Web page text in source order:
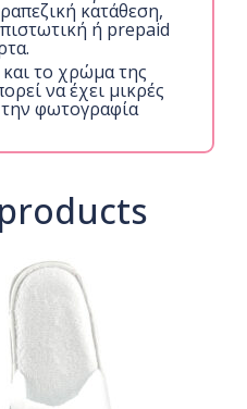
κατάθεση,
ή prepaid
το χρώμα της
να έχει μικρές
φωτογραφία